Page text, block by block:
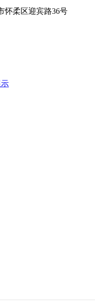
怀柔区迎宾路36号